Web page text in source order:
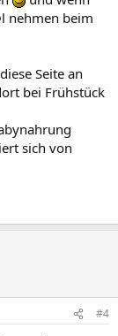
nehmen beim
Seite an
bei Frühstück
sich von
#4